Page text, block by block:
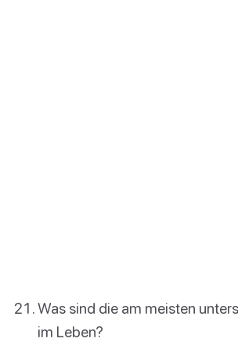
Was sind die am meisten
im Leben?